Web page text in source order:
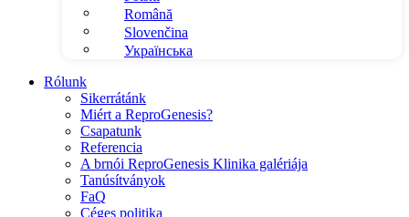
Română
Slovenčina
Українська
Rólunk
Sikerrátánk
Miért a ReproGenesis?
Csapatunk
Referencia
A brnói ReproGenesis Klinika galériája
Tanúsítványok
FaQ
Céges politika